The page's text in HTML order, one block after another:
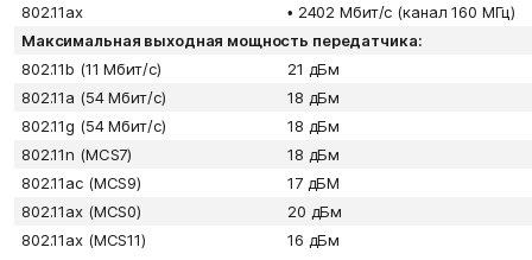
802.11ax
• 2402 Мбит/c (канал 160 МГц)
Максимальная выходная мощность передатчика:
802.11b (11 Мбит/с)
21 дБм
802.11а (54 Мбит/с)
18 дБм
802.11g (54 Мбит/с)
18 дБм
802.11n (MCS7)
18 дБм
802.11ac (MCS9)
17 дБМ
802.11аx (MCS0)
20 дБм
802.11аx (MCS11)
16 дБм